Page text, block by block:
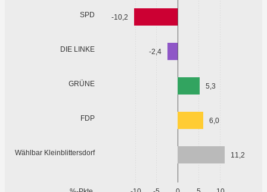
SPD
DIE LINKE
GRÜNE
FDP
Wählbar Kleinblittersdorf
-10,2
-2,4
5,3
6,0
11,2